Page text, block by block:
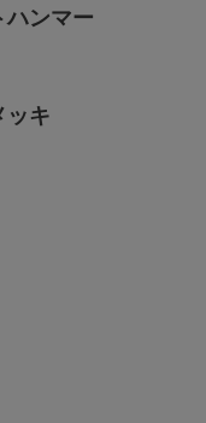
ハンマー
ッキ